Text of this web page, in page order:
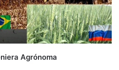
Agrónoma